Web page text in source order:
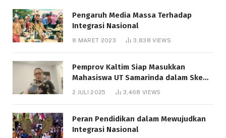
Pengaruh Media Massa Terhadap
Integrasi Nasional
8 MARET 2023 3,838VIEWS
Pemprov Kaltim Siap Masukkan
Mahasiswa UT Samarinda dalam Skema
Bantuan Pendidikan Gratispol
2 JULI 2025 3,468 VIEWS
Peran Pendidikan dalam Mewujudkan
Integrasi Nasional